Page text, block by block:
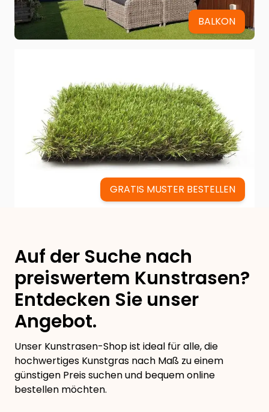
BALKON
GRATIS MUSTER BESTELLEN
Auf der Suche nach
preiswertem Kunstrasen?
Entdecken Sie unser
Angebot.
Unser Kunstrasen-Shop ist ideal für alle, die
hochwertiges Kunstgras nach Maß zu einem
günstigen Preis suchen und bequem online
bestellen möchten.